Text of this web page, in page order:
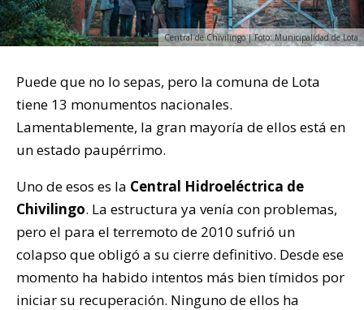
Central de Chivilingo | Foto: Municipalidad de Lota
Puede que no lo sepas, pero la comuna de Lota
tiene 13 monumentos nacionales.
Lamentablemente, la gran mayoría de ellos está en
un estado paupérrimo.
Uno de esos es la Central Hidroeléctrica de
Chivilingo. La estructura ya venía con problemas,
pero el para el terremoto de 2010 sufrió un
colapso que obligó a su cierre definitivo. Desde ese
momento ha habido intentos más bien tímidos por
iniciar su recuperación. Ninguno de ellos ha